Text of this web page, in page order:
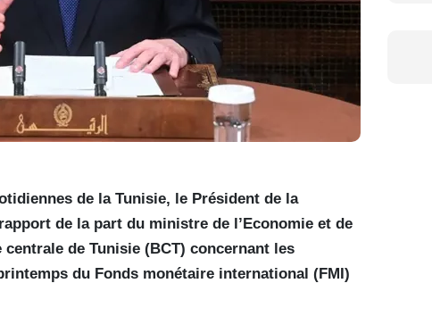
de la Tunisie, le Président de la
de la part du ministre de l’Economie et de
de Tunisie (BCT) concernant les
du Fonds monétaire international (FMI)